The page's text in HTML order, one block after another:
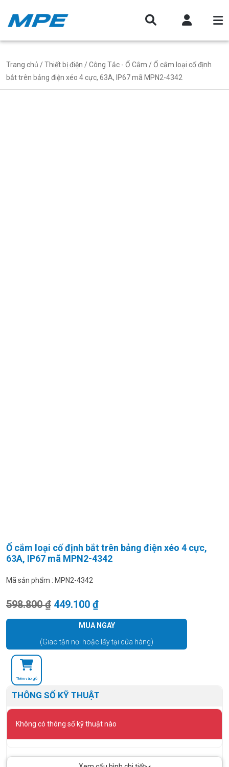
Trang chủ /Thiết bị điện /Công Tắc - Ổ Cắm / Ổ cắm loại cố định
bắt trên bảng điện xéo 4 cực, 63A, IP67 mã MPN2-4342
Ổ cắm loại cố định bắt trên bảng điện xéo 4 cực,
63A, IP67 mã MPN2-4342
Mã sản phẩm : MPN2-4342
598.800₫ Giá gốc là: 598.800 ₫.
449.100 ₫Giá hiện tại là: 449.100 ₫.
MUA NGAY
(Giao tận nơi hoặc lấy tại cửa hàng)
Thêm vào giỏ
THÔNG SỐ KỸ THUẬT
Không có thông số kỹ thuật nào